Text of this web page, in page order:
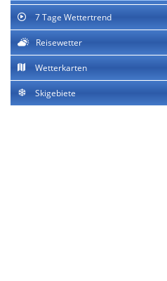
7 Tage Wettertrend
Reisewetter
Wetterkarten
Skigebiete